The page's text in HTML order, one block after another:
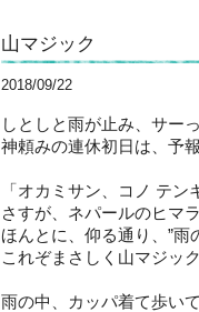
山マジック
2018/09/22
しとしと雨が止み、サー
神頼みの連休初日は、予
「オカミサン、コノ テ
さすが、ネパールのヒマ
ほんとに、仰る通り、”雨
これぞまさしく山マジッ
雨の中、カッパ着て歩い